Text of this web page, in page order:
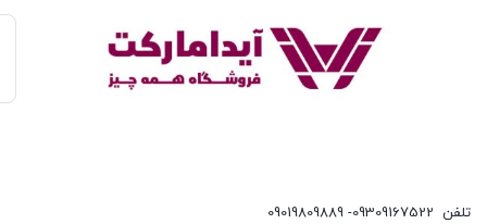
تلفن 09309167522- 09019809889